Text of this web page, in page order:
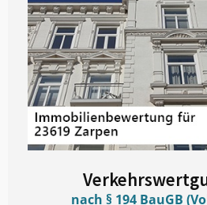
nach § 194 BauGB